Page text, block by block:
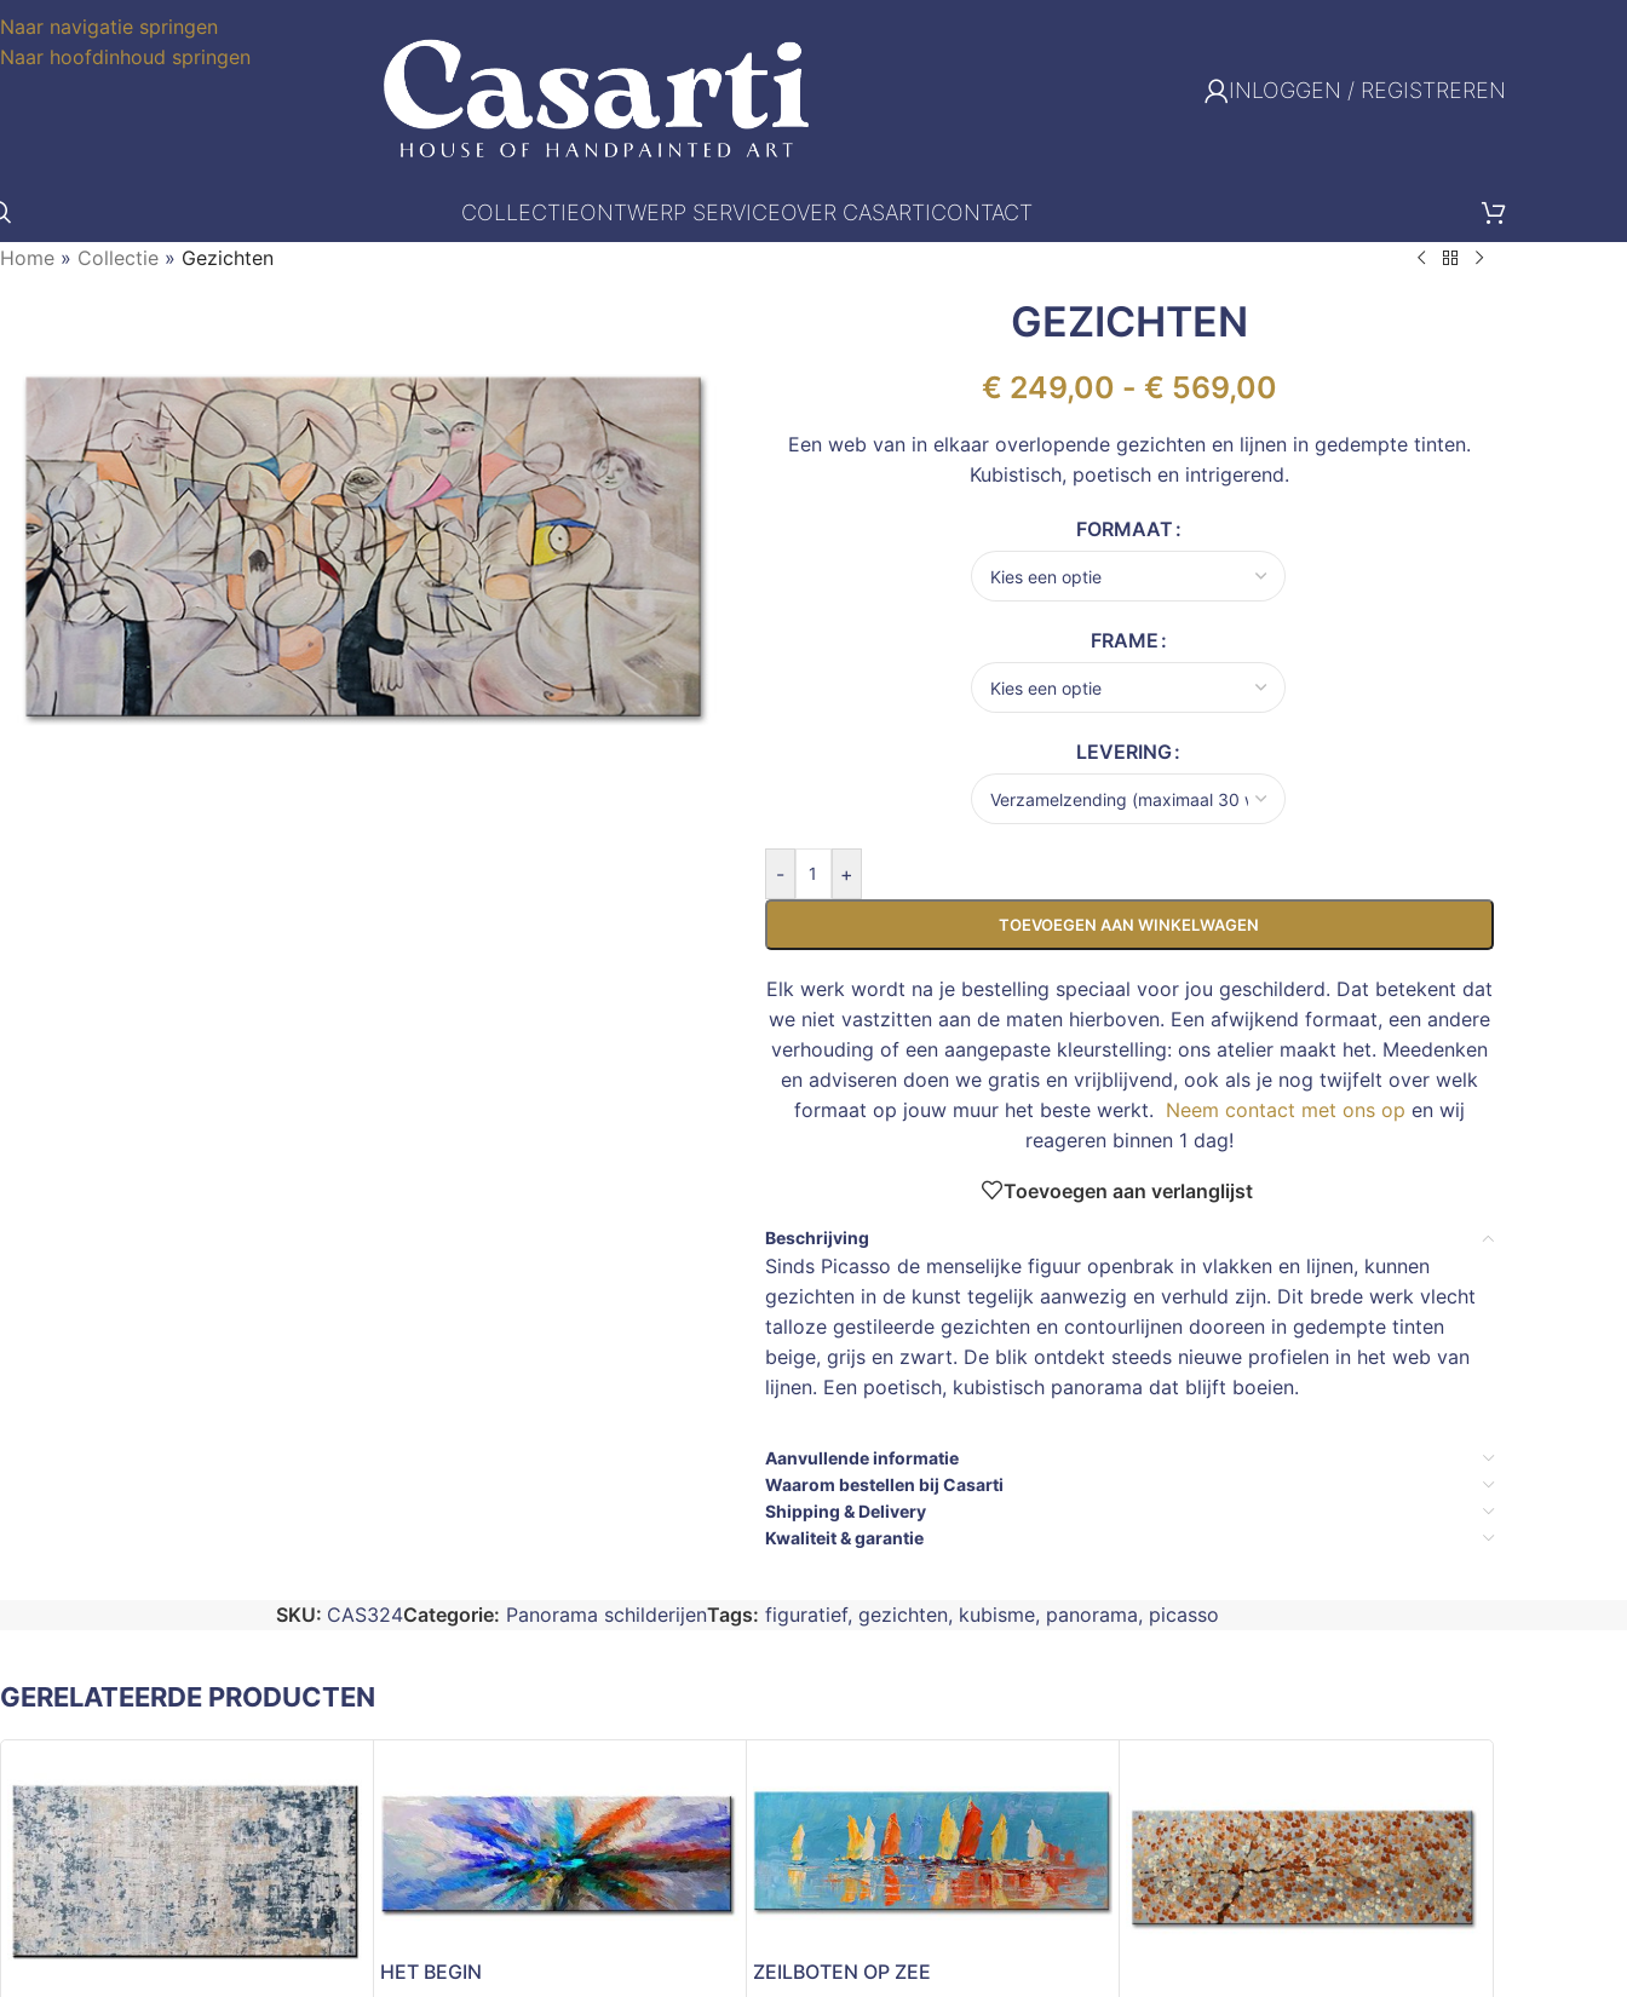
Naar navigatie springen
Naar hoofdinhoud springen
INLOGGEN / REGISTREREN
COLLECTIEONTWERP SERVICEOVER CASARTICONTACT
Home » Collectie » Gezichten
GEZICHTEN
€ 249,00 - € 569,00
Een web van in elkaar overlopende gezichten en lijnen in gedempte tinten.
Kubistisch, poetisch en intrigerend.
FORMAAT
FRAME
LEVERING
- +
TOEVOEGEN AAN WINKELWAGEN
Elk werk wordt na je bestelling speciaal voor jou geschilderd. Dat betekent dat
we niet vastzitten aan de maten hierboven. Een afwijkend formaat, een andere
verhouding of een aangepaste kleurstelling: ons atelier maakt het. Meedenken
en adviseren doen we gratis en vrijblijvend, ook als je nog twijfelt over welk
formaat op jouw muur het beste werkt. Neem contact met ons op en wij
reageren binnen 1 dag!
Toevoegen aan verlanglijst
Beschrijving
Sinds Picasso de menselijke figuur openbrak in vlakken en lijnen, kunnen
gezichten in de kunst tegelijk aanwezig en verhuld zijn. Dit brede werk vlecht
talloze gestileerde gezichten en contourlijnen dooreen in gedempte tinten
beige, grijs en zwart. De blik ontdekt steeds nieuwe profielen in het web van
lijnen. Een poetisch, kubistisch panorama dat blijft boeien.
Aanvullende informatie
Waarom bestellen bij Casarti
Shipping & Delivery
Kwaliteit & garantie
SKU: CAS324Categorie: Panorama schilderijenTags: figuratief, gezichten, kubisme, panorama, picasso
GERELATEERDE PRODUCTEN
HET BEGIN ZEILBOTEN OP ZEE